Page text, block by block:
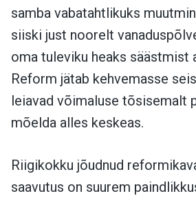
samba vabatahtlikuks
siiski just noorelt
oma tuleviku heaks säästmist
Reform jätab kehvemasse
leiavad võimaluse tõsisemalt
mõelda alles keskeas.
Riigikokku jõudnud
saavutus on suurem